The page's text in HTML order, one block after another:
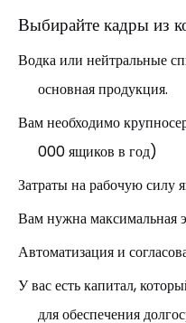
Выбирайте кадры из
Водка или нейтральные
основная продукция.
Вам необходимо
000 ящиков в год)
Затраты на рабочую силу
Вам нужна максимальная
Автоматизация и
У вас есть капитал,
для обеспечения